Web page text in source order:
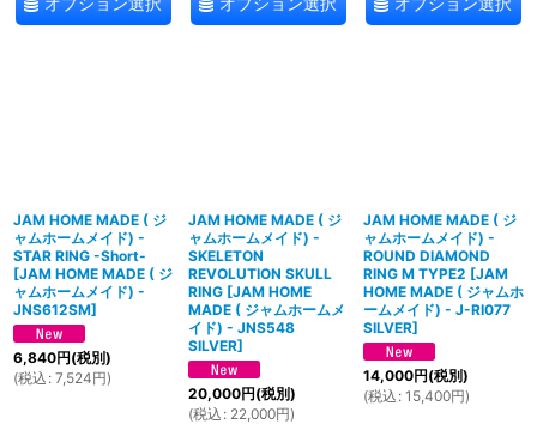
JAM HOME MADE ( ジ
ャムホームメイド) -
STAR RING -Short-
[JAM HOME MADE ( ジ
ャムホームメイド) -
JNS612SM]
6,840円(税別)
(税込 : 7,524円)
JAM HOME MADE ( ジ
ャムホームメイド) -
SKELETON
REVOLUTION SKULL
RING [JAM HOME
MADE ( ジャムホームメ
イド) - JNS548
SILVER]
20,000円(税別)
(税込 : 22,000円)
JAM HOME MADE ( ジ
ャムホームメイド) -
ROUND DIAMOND
RING M TYPE2 [JAM
HOME MADE ( ジャムホ
ームメイド) - J-RI077
SILVER]
14,000円(税別)
(税込 : 15,400円)